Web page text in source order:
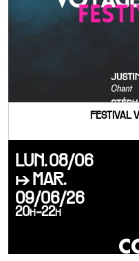
FESTIVAL
LUN. 08/06
↦ MAR.
09/06/26
20h-22h